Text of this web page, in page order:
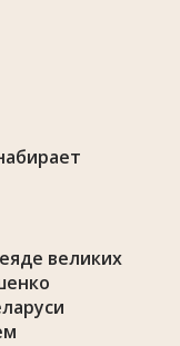
великих